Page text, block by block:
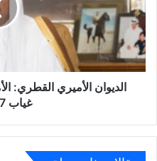
تميم
يزور
مصر
اليوم
بعد
الديوان الأميري القطري:
غياب 7 سنوات